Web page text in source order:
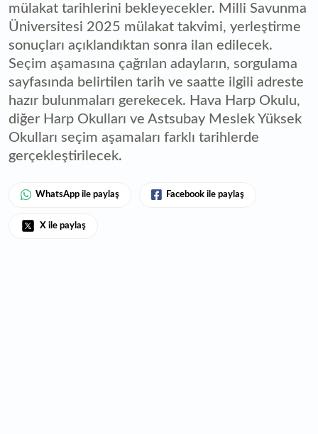
mülakat tarihlerini bekleyecekler. Milli Savunma
Üniversitesi 2025 mülakat takvimi, yerleştirme
sonuçları açıklandıktan sonra ilan edilecek.
Seçim aşamasına çağrılan adayların, sorgulama
sayfasında belirtilen tarih ve saatte ilgili adreste
hazır bulunmaları gerekecek. Hava Harp Okulu,
diğer Harp Okulları ve Astsubay Meslek Yüksek
Okulları seçim aşamaları farklı tarihlerde
gerçekleştirilecek.
WhatsApp ile paylaş Facebook ile paylaş
X ile paylaş